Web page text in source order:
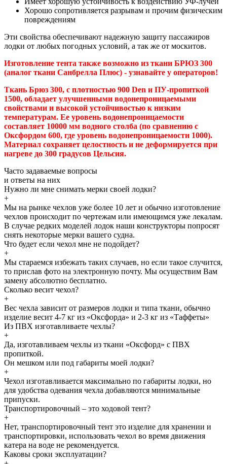
Хорошо сопротивляется разрывам и прочим физическим
повреждениям
Эти свойства обеспечивают надежную защиту пассажиров
лодки от любых погодных условий, а так же от москитов.
Изготовление тента также возможно из ткани БРЮЗ 300
(аналог ткани Санбрелла Плюс) - узнавайте у операторов!
Ткань Брюз 300, с плотностью 900 Den и ПУ-пропиткой
1500, обладает улучшенными водонепроницаемыми
свойствами и высокой устойчивостью к низким
температурам. Ее уровень водонепроницаемости
составляет 10000 мм водного столба (по сравнению с
Оксфордом 600, где уровень водонепроницаемости 1000).
Материал сохраняет целостность и не деформируется при
нагреве до 300 градусов Цельсия.
Часто задаваемые вопросы
и ответы на них
Нужно ли мне снимать мерки своей лодки?
+
Мы на рынке чехлов уже более 10 лет и обычно изготовление
чехлов происходит по чертежам или имеющимся уже лекалам.
В случае редких моделей лодок наши конструкторы попросят
снять некоторые мерки вашего судна.
Что будет если чехол мне не подойдет?
+
Мы стараемся избежать таких случаев, но если такое случится,
то прислав фото на электронную почту. Мы осуществим Вам
замену абсолютно бесплатно.
Сколько весит чехол?
+
Вес чехла зависит от размеров лодки и типа ткани, обычно
изделие весит 4-7 кг из «Оксфорда» и 2-3 кг из «Таффеты»
Из ПВХ изготавливаете чехлы?
+
Да, изготавливаем чехлы из ткани «Оксфорд» с ПВХ
пропиткой.
Он мешком или под габариты моей лодки?
+
Чехол изготавливается максимально по габариты лодки, но
для удобства одевания чехла добавляются минимальные
припуски.
Транспортировочный – это ходовой тент?
+
Нет, транспортировочный тент это изделие для хранении и
транспортировки, использовать чехол во время движения
катера на воде не рекомендуется.
Каковы сроки эксплуатации?